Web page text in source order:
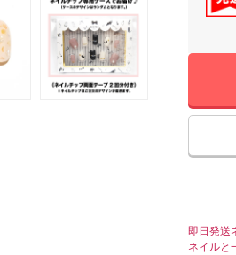
即日発送
ネイルと